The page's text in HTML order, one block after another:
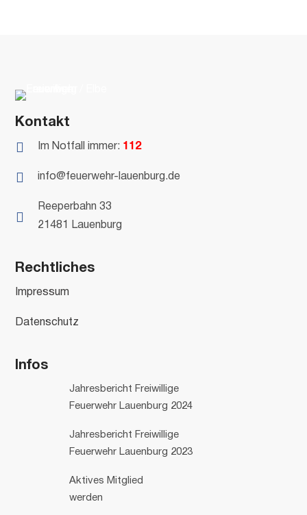
Kontakt
 Im Notfall immer: 112
 info@feuerwehr-lauenburg.de

Reeperbahn 33
21481 Lauenburg
Rechtliches
Impressum
Datenschutz
Infos
Jahresbericht Freiwillige
Feuerwehr Lauenburg 2024
Jahresbericht Freiwillige
Feuerwehr Lauenburg 2023
Aktives Mitglied
werden